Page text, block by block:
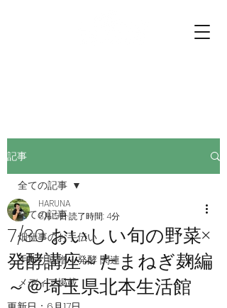
記事
全ての記事
畑仕事のお手伝い
手作り味噌・発酵 関連
メディア掲載
全ての記事
7/30 おいしい旬の野菜×
発酵講座～たまねぎ麹編
～＠埼玉県北本生活館
HARUNA
6月15日読了時間: 4分